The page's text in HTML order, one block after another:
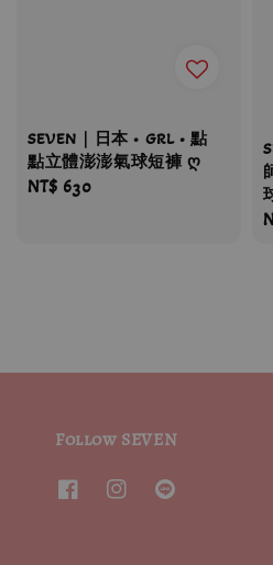
SEVEN｜日本 • GRL • 點
點立體澎澎氣球短褲 ღ
Regular
NT$ 630
Follow SEVEN